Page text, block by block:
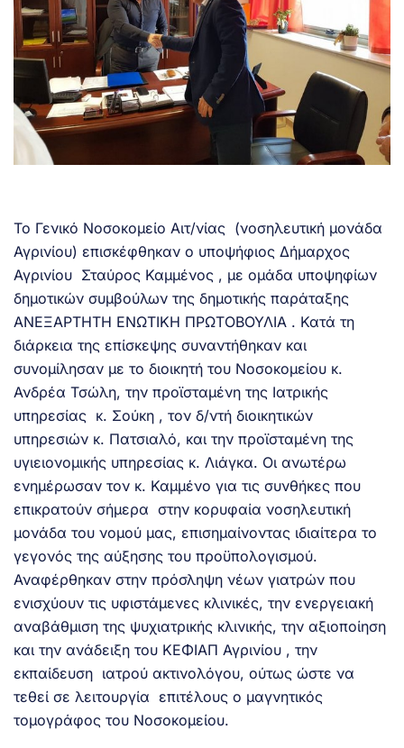
Το Γενικό Νοσοκομείο Αιτ/νίας (νοσηλευτική μονάδα
Αγρινίου) επισκέφθηκαν ο υποψήφιος Δήμαρχος
Αγρινίου Σταύρος Καμμένος , με ομάδα υποψηφίων
δημοτικών συμβούλων της δημοτικής παράταξης
ΑΝΕΞΑΡΤΗΤΗ ΕΝΩΤΙΚΗ ΠΡΩΤΟΒΟΥΛΙΑ . Κατά τη
διάρκεια της επίσκεψης συναντήθηκαν και
συνομίλησαν με το διοικητή του Νοσοκομείου κ.
Ανδρέα Τσώλη, την προϊσταμένη της Ιατρικής
υπηρεσίας κ. Σούκη , τον δ/ντή διοικητικών
υπηρεσιών κ. Πατσιαλό, και την προϊσταμένη της
υγιειονομικής υπηρεσίας κ. Λιάγκα. Οι ανωτέρω
ενημέρωσαν τον κ. Καμμένο για τις συνθήκες που
επικρατούν σήμερα στην κορυφαία νοσηλευτική
μονάδα του νομού μας, επισημαίνοντας ιδιαίτερα το
γεγονός της αύξησης του προϋπολογισμού.
Αναφέρθηκαν στην πρόσληψη νέων γιατρών που
ενισχύουν τις υφιστάμενες κλινικές, την ενεργειακή
αναβάθμιση της ψυχιατρικής κλινικής, την αξιοποίηση
και την ανάδειξη του ΚΕΦΙΑΠ Αγρινίου , την
εκπαίδευση ιατρού ακτινολόγου, ούτως ώστε να
τεθεί σε λειτουργία επιτέλους ο μαγνητικός
τομογράφος του Νοσοκομείου.